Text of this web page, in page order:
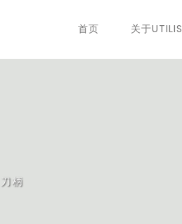
首页 关于UTILIS
刀柄